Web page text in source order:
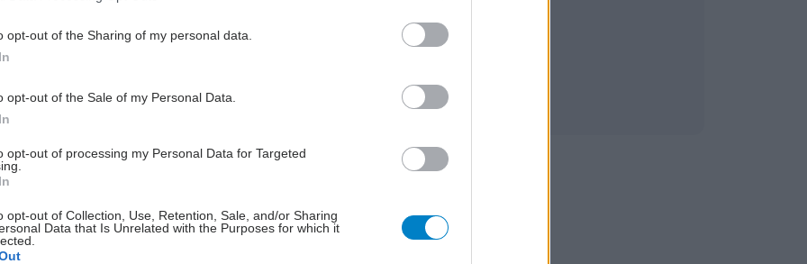
opt-out of the Sharing of my personal data.
opt-out of the Sale of my Personal Data.
opt-out of processing my Personal Data for Targeted
opt-out of Collection, Use, Retention, Sale, and/or Sharing
Data that Is Unrelated with the Purposes for which it